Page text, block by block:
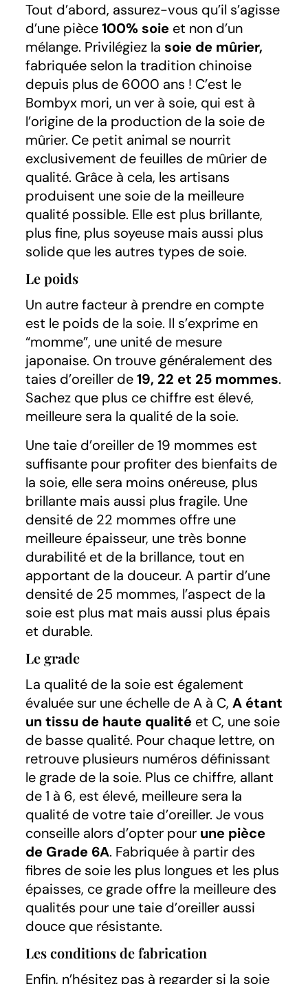
Tout d’abord, assurez-vous qu’il s’agisse
d’une pièce100% soieet non d’un
mélange. Privilégiez la soie de mûrier,
fabriquée selon la tradition chinoise
depuis plus de 6000 ans ! C’est le
Bombyx mori, un ver à soie, qui est à
l’origine de la production de la soie de
mûrier. Ce petit animal se nourrit
exclusivement de feuilles de mûrier de
qualité. Grâce à cela, les artisans
produisent une soie de la meilleure
qualité possible. Elle est plus brillante,
plus fine, plus soyeuse mais aussi plus
solide que les autres types de soie.
Le poids
Un autre facteur à prendre en compte
est le poids de la soie. Il s’exprime en
“momme”, une unité de mesure
japonaise. On trouve généralement des
taies d’oreiller de19, 22 et 25 mommes.
Sachez que plus ce chiffre est élevé,
meilleure sera la qualité de la soie.
Une taie d’oreiller de 19 mommes est
suffisante pour profiter des bienfaits de
la soie, elle sera moins onéreuse, plus
brillante mais aussi plus fragile. Une
densité de 22 mommes offre une
meilleure épaisseur, une très bonne
durabilité et de la brillance, tout en
apportant de la douceur. A partir d’une
densité de 25 mommes, l’aspect de la
soie est plus mat mais aussi plus épais
et durable.
Le grade
La qualité de la soie est également
évaluée sur une échelle de A à C, A étant
un tissu de haute qualitéet C, une soie
de basse qualité. Pour chaque lettre, on
retrouve plusieurs numéros définissant
le grade de la soie. Plus ce chiffre, allant
de 1 à 6, est élevé, meilleure sera la
qualité de votre taie d’oreiller. Je vous
conseille alors d’opter pour une pièce
de Grade 6A. Fabriquée à partir des
fibres de soie les plus longues et les plus
épaisses, ce grade offre la meilleure des
qualités pour une taie d’oreiller aussi
douce que résistante.
Les conditions de fabrication
Enfin, n’hésitez pas à regarder si la soie